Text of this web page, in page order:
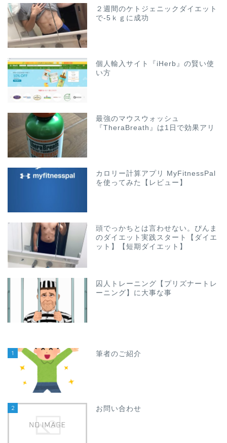
２週間のケトジェニックダイエット
で-5ｋｇに成功
個人輸入サイト『iHerb』の賢い使
い方
最強のマウスウォッシュ
『TheraBreath』は1日で効果アリ
カロリー計算アプリ MyFitnessPal
を使ってみた【レビュー】
頭でっかちとは言わせない。ぴんま
のダイエット実践スタート【ダイエ
ット】【短期ダイエット】
囚人トレーニング【プリズナートレ
ーニング】に大事な事
1 筆者のご紹介
2 お問い合わせ